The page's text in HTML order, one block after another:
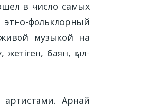
в число самых
фольклорный
музыкой на
баян, қыл-
артистами. Арнай